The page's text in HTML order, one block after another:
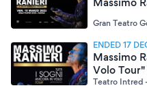
Gran Teatro
ENDED 17
Massimo
Volo Tour"
Teatro Intred